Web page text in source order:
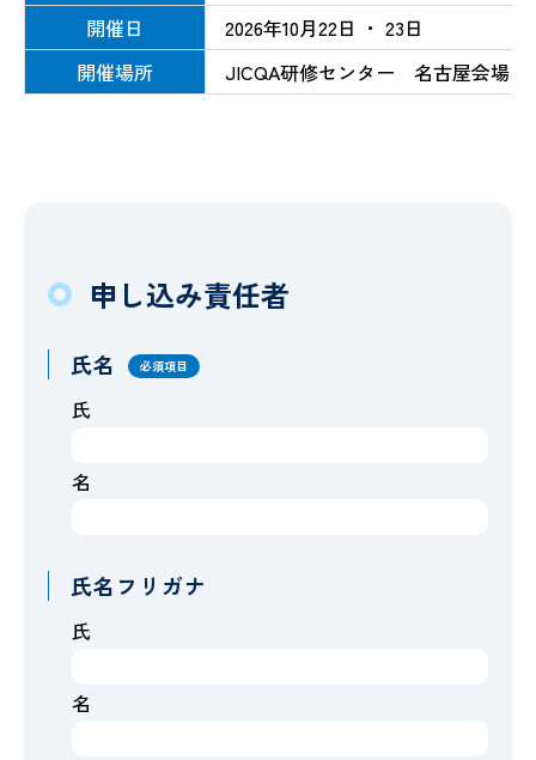
開催日
2026年10月22日 ・ 23日
開催場所
JICQA研修センター 名古屋会場
申し込み責任者
氏名 必須項目
氏
名
氏名フリガナ
氏
名